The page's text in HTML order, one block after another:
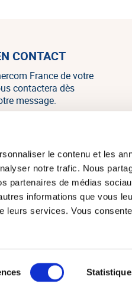
le contenu et les
notre trafic. Nous
partenaires de médias
informations que vous
leurs services. Vous
CONTACT
France de votre
contactera dès
message.
2026. Tous droits réservés.